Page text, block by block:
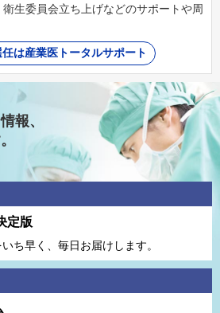
生委員会立ち上げなどのサポートや周
は産業医トータルサポート
報、
定版
ち早く、毎日お届けします。